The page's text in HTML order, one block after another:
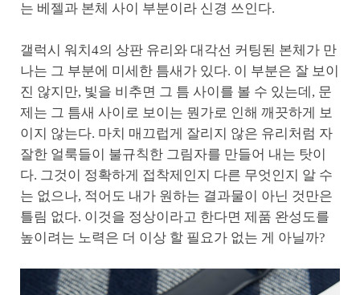
는 베젤과 본체 사이 부분이라 신경 쓰인다.
갤럭시 워치4의 상판 유리와 대각선 커팅된 본체가 만
나는 그 부분에 미세한 틈새가 있다. 이 부분은 잘 보이
진 않지만, 빛을 비추면 그 틈 사이를 볼 수 있는데, 문
제는 그 틈새 사이로 보이는 뭔가로 인해 깨끗하게 보
이지 않는다. 마치 매끄럽게 잘리지 않은 유리처럼 자
잘한 얼룩들이 불규칙한 그림자를 만들어 내는 탓이
다. 그것이 정확하게 접착제인지 다른 무엇인지 알 수
는 없으나, 적어도 내가 원하는 결과물이 아닌 것만은
틀림 없다. 이것을 정상이라고 한다면 제품 완성도를
높이려는 노력은 더 이상 할 필요가 없는 게 아닐까?